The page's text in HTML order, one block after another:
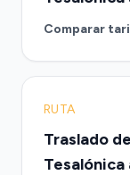
Comparar
RUTA
Traslado
Tesalónica